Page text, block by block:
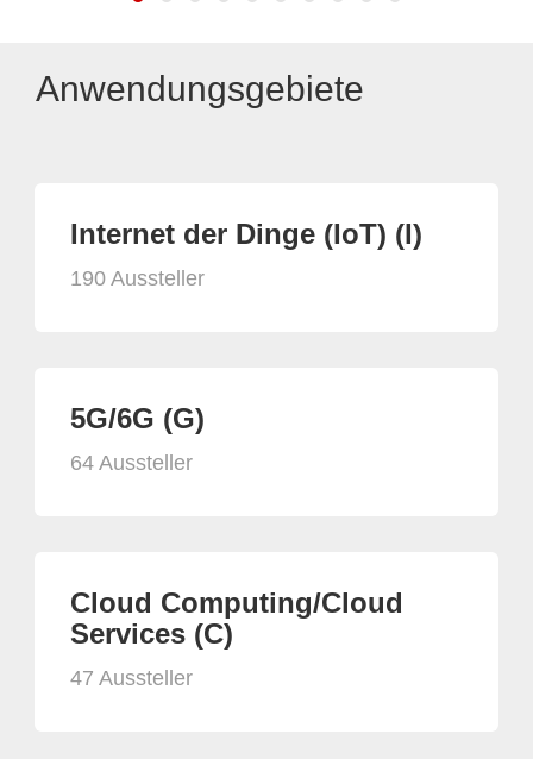
Anwendungsgebiete
Internet der Dinge (IoT) (I)
190 Aussteller
5G/6G (G)
64 Aussteller
Cloud Computing/Cloud
Services (C)
47 Aussteller